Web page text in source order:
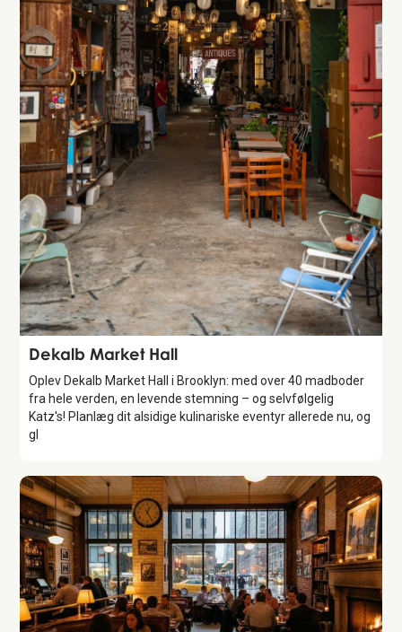
Attraction
Dekalb Market Hall
Oplev Dekalb Market Hall i Brooklyn: med over 40 madboder
fra hele verden, en levende stemning – og selvfølgelig
Katz's! Planlæg dit alsidige kulinariske eventyr allerede nu, og
gl